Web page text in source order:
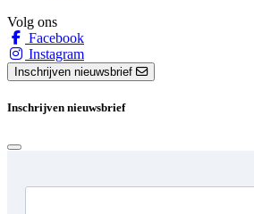
Volg ons
Facebook
Instagram
Inschrijven nieuwsbrief
Inschrijven nieuwsbrief